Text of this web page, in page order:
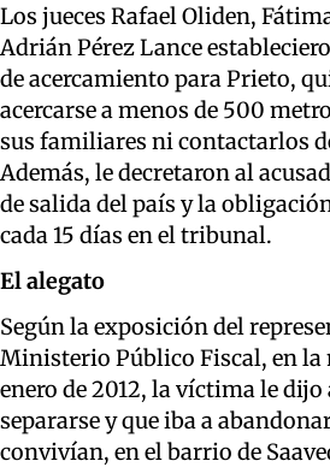
Los jueces Rafael Oliden,
Adrián Pérez Lance
de acercamiento para Prieto,
acercarse a menos de 500
sus familiares ni contactarlos
Además, le decretaron al
de salida del país y la
cada 15 días en el tribunal.
El alegato
Según la exposición del
Ministerio Público Fiscal, en la
enero de 2012, la víctima le
separarse y que iba a
convivían, en el barrio de